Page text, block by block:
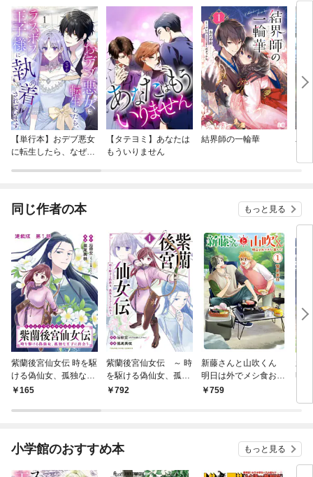
【単行本】おデブ悪女
に転生したら、なぜか
【タテヨミ】あなたは
もういりません
結界師の一輪華
バ
今
同じ作者の本 もっと見る
紫蘭後宮仙女伝 時を駆
ける偽仙女、孤独な王
子に出会う 連載版 第
る
165
紫蘭後宮仙女伝 ～ 時
を駆ける偽仙女、孤独
な王子に出会う～【電
792
新藤さんと山吹くん
明日は外でメシ食お
う！（1）
759
新
明
小学館のおすすめ本 もっと見る